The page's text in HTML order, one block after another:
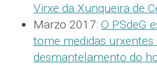
Virxe da Xunqueira de
Marzo 2017: O PSdeG
tome medidas urxentes
desmantelamento do